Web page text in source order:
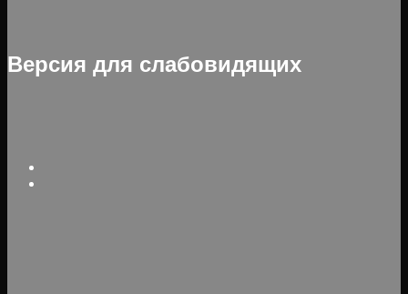
Версия для слабовидящих